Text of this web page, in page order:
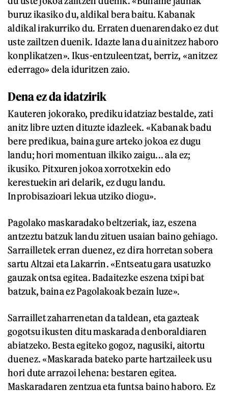
buruz ikasiko du, aldikal bera baitu. Kabanak
aldikal irakurriko du. Erraten duenarendako ez dut
uste zailtzen duenik. Idazte lana du ainitzez haboro
konplikatzen». Ikus-entzuleentzat, berriz, «anitzez
ederrago» dela iduritzen zaio.
Dena ez da idatzirik
Kauteren jokorako, prediku idatziaz bestalde, zati
anitz libre uzten dituzte idazleek. «Kabanak badu
bere predikua, baina gure arteko jokoa ez dugu
landu; hori momentuan ilkiko zaigu... ala ez;
ikusiko. Pitxuren jokoa xorrotxekin edo
kerestuekin ari delarik, ez dugu landu.
Inprobisazioari lekua utziko diogu».
Pagolako maskaradako beltzeriak, iaz, eszena
antzeztu batzuk landu zituen usaian baino gehiago.
Sarrailletek erran duenez, ez dira horretan sobera
sartu Altzai eta Lakarrin. «Entseatu gara usatuzko
gauzak ontsa egitea. Badaitezke eszena txipi bat
batzuk, baina ez Pagolakoak bezain luze».
Sarraillet zaharrenetan da taldean, eta gazteak
gogotsu ikusten ditu maskarada denboraldiaren
abiatzeko. Besta egiteko gogoz, nagusiki, aitortu
duenez. «Maskarada bateko parte hartzaileek usu
hori dute arrazoi lehena: bestaren egitea.
Maskaradaren zentzua eta funtsa baino haboro. Ez